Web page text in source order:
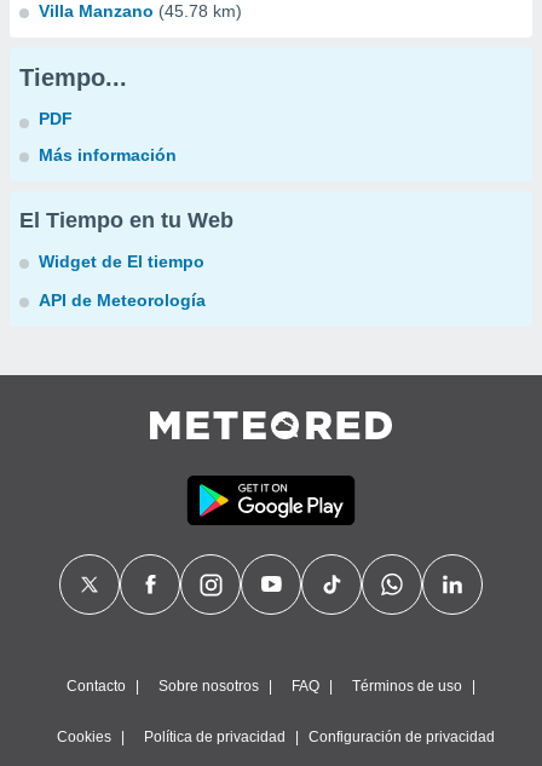
Villa Manzano (45.78 km)
Tiempo...
PDF
Más información
El Tiempo en tu Web
Widget de El tiempo
API de Meteorología
Contacto Sobre nosotros FAQ Términos de uso
Cookies Política de privacidad Configuración de privacidad